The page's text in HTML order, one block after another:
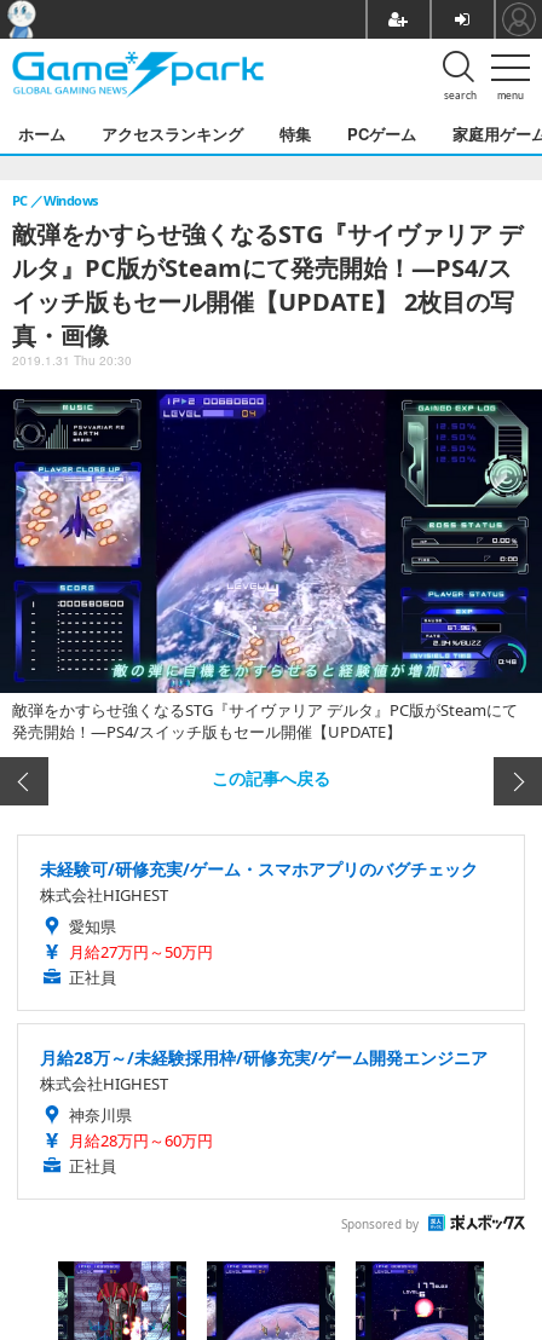
menu
search
ホーム アクセスランキング 特集 PCゲーム 家庭用ゲー
敵弾をかすらせ強くなるSTG『サイヴァリア デ
ルタ』PC版がSteamにて発売開始！―PS4/ス
イッチ版もセール開催【UPDATE】 2枚目の写
真・画像
PC Windows
2019.1.31 Thu 20:30
敵弾をかすらせ強くなるSTG『サイヴァリア デルタ』PC版がSteamにて
発売開始！―PS4/スイッチ版もセール開催【UPDATE】
この記事へ戻る
未経験可/研修充実/ゲーム・スマホアプリのバグチェック
株式会社HIGHEST
愛知県
月給27万円～50万円
正社員
月給28万～/未経験採用枠/研修充実/ゲーム開発エンジニア
株式会社HIGHEST
神奈川県
月給28万円～60万円
正社員
Sponsored by